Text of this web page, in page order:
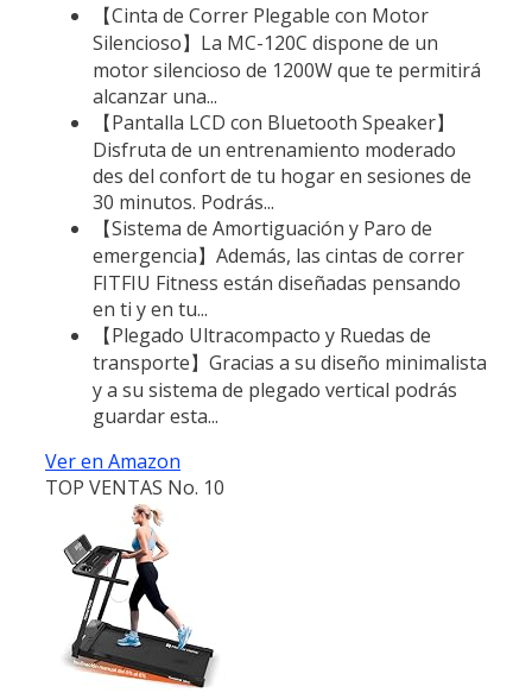
【Cinta de Correr Plegable con Motor
Silencioso】La MC-120C dispone de un
motor silencioso de 1200W que te permitirá
alcanzar una...
【Pantalla LCD con Bluetooth Speaker】
Disfruta de un entrenamiento moderado
des del confort de tu hogar en sesiones de
30 minutos. Podrás...
【Sistema de Amortiguación y Paro de
emergencia】Además, las cintas de correr
FITFIU Fitness están diseñadas pensando
en ti y en tu...
【Plegado Ultracompacto y Ruedas de
transporte】Gracias a su diseño minimalista
y a su sistema de plegado vertical podrás
guardar esta...
Ver en Amazon
TOP VENTAS No. 10